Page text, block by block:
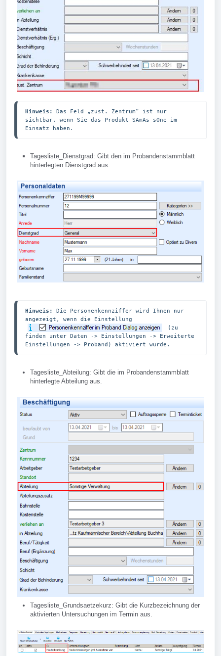
Hinweis:
Das Feld „zust. Zentrum“ ist nur
sichtbar, wenn Sie das Produkt SAmAs sOne im
Einsatz haben.
Tagesliste_Dienstgrad: Gibt den im Probandenstammblatt
hinterlegten Dienstgrad aus.
Hinweis: Die Personenkennziffer wird Ihnen nur
angezeigt, wenn die Einstellung
(zu
finden unter Daten -> Einstellungen -> Erweiterte
Einstellungen -> Proband) aktiviert wurde.
Tagesliste_Abteilung: Gibt die im Probandenstammblatt
hinterlegte Abteilung aus.
Tagesliste_Grundsaetzekurz: Gibt die Kurzbezeichnung der
aktivierten Untersuchungen im Termin aus.